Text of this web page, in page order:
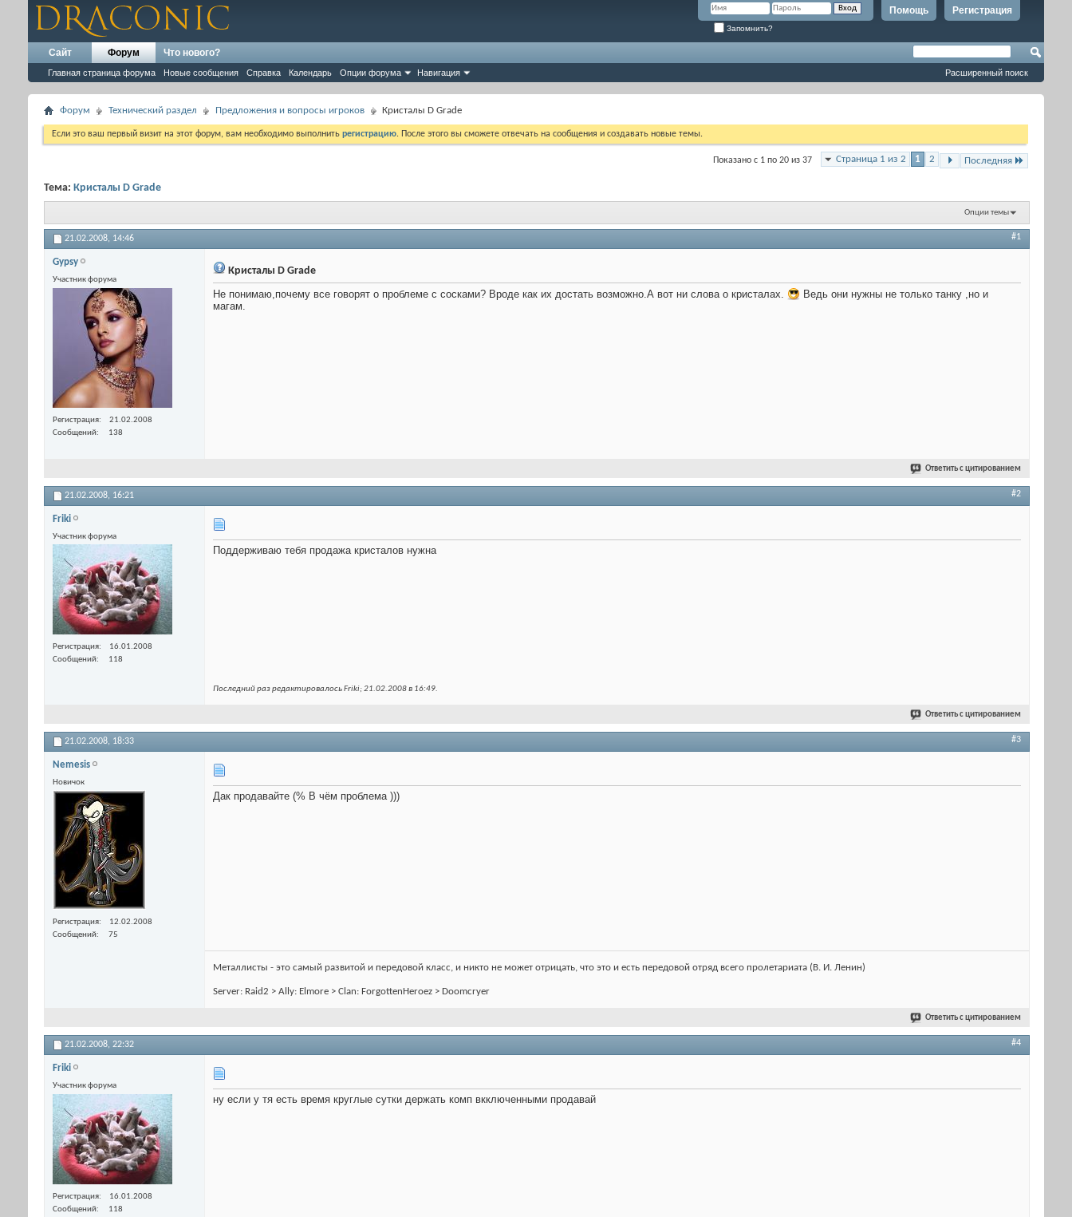
Регистрация
Помощь
Запомнить?
Сайт Форум
Главная страница форума Новые сообщения Справка Календарь Опции форума Навигация
Что нового?
Расширенный поиск
Форум Технический раздел Предложения и вопросы игроков Кристалы D Grade
Если это ваш первый визит на этот форум, вам необходимо выполнить регистрацию. После этого вы сможете отвечать на сообщения и создавать новые темы.
Страница 1 из 2 1 2 Последняя
Показано с 1 по 20 из 37
Тема: Кристалы D Grade
Опции темы
21.02.2008, 14:46 #1
Gypsy
Участник форума
Регистрация
21.02.2008
Сообщений
138
Кристалы D Grade
Не понимаю,почему все говорят о проблеме с сосками? Вроде как их достать возможно.А вот ни слова о кристалах.
Ведь они нужны не только танку ,но и
магам.
Ответить с цитированием
21.02.2008, 16:21 #2
Friki
Участник форума
Регистрация
16.01.2008
Сообщений
118
Поддерживаю тебя продажа кристалов нужна
Последний раз редактировалось Friki; 21.02.2008 в 16:49.
Ответить с цитированием
21.02.2008, 18:33 #3
Nemesis
Новичок
Регистрация
12.02.2008
Сообщений
75
Дак продавайте (% В чём проблема )))
Металлисты - это самый развитой и передовой класс, и никто не может отрицать, что это и есть передовой отряд всего пролетариата (В. И. Ленин)
Server: Raid2 > Ally: Elmore > Clan: ForgottenHeroez > Doomcryer
Ответить с цитированием
21.02.2008, 22:32 #4
Friki
Участник форума
Регистрация
16.01.2008
Сообщений
118
ну если у тя есть время круглые сутки держать комп вкключенными продавай